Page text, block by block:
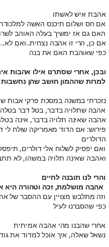
אהבת איש לאשתו
אם חס ושלום תיכנס האשה למלכודת
האם גם אז ימשיך בעלה האוהב
אם כן, הרי זו אהבה נצחית..ואם
כפי שאוהבת האם את בנה
ובכן, אחרי שסתרנו אילו אהבות
למרות שההמון חושב שהן נחשבות
נזכרתי במשנה במסכת פרקי אבות
אהבה שתלויה בדבר, בטל דבר
אהבה שאינה תלויה בדבר, אינה
פירוש: אם הדוד מאמריקה שולח לי
הדולרים
ואם יפסיק לשלוח אלי דולרים,
ואהבה שאינה תלויה במשהו, לא
והרי לנו תובנה לחיים
אהבה מושלמת, זכה וטהורה היא
וזה מתלבש מצויין עם ההסבר של
כפי שהסברנו לעיל
אחרי שהבנו מהי אהבה אמיתית
נשאל שאלה, איך אוכל למדוד את